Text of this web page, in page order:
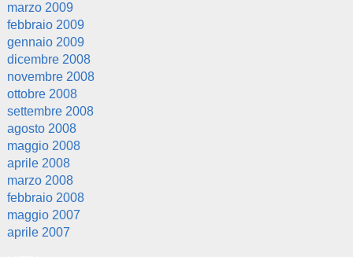
marzo 2009
febbraio 2009
gennaio 2009
dicembre 2008
novembre 2008
ottobre 2008
settembre 2008
agosto 2008
maggio 2008
aprile 2008
marzo 2008
febbraio 2008
maggio 2007
aprile 2007